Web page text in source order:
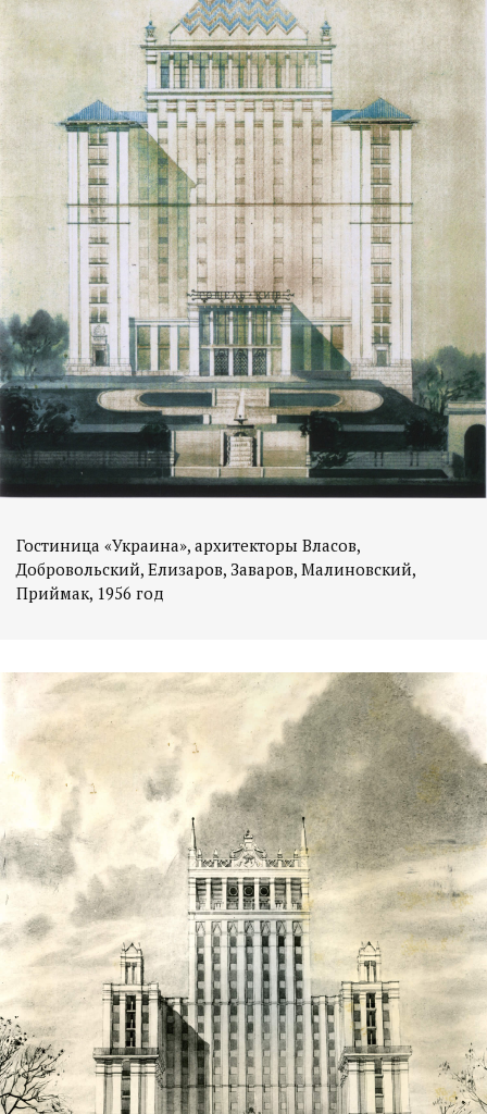
Гостиница «Украина», архитекторы Власов,
Добровольский, Елизаров, Заваров, Малиновский,
Приймак, 1956 год